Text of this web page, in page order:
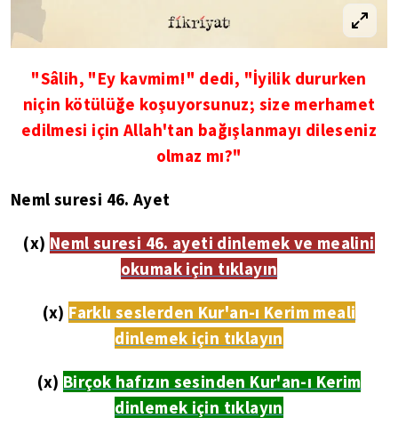
"Sâlih, "Ey kavmim!" dedi, "İyilik dururken
niçin kötülüğe koşuyorsunuz; size merhamet
edilmesi için Allah'tan bağışlanmayı dileseniz
olmaz mı?"
Neml suresi 46. Ayet
(x) Neml suresi 46. ayeti dinlemek ve mealini
okumak için tıklayın
(x) Farklı seslerden Kur'an-ı Kerim meali
dinlemek için tıklayın
(x) Birçok hafızın sesinden Kur'an-ı Kerim
dinlemek için tıklayın